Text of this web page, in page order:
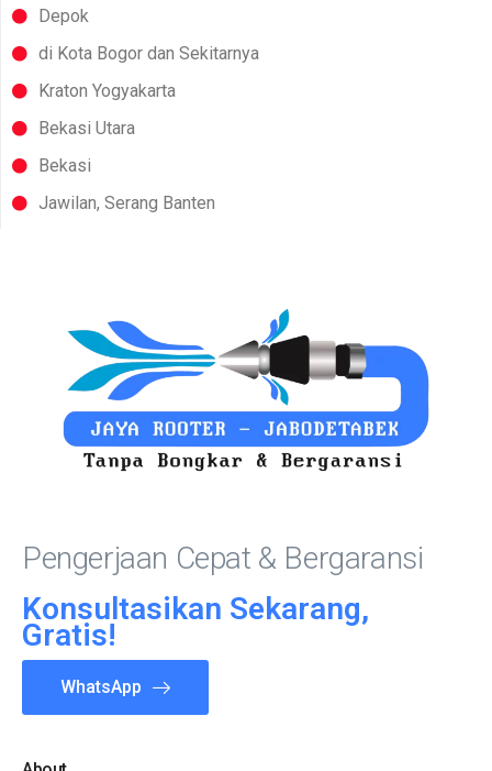
Depok
di Kota Bogor dan Sekitarnya
Kraton Yogyakarta
Bekasi Utara
Bekasi
Jawilan, Serang Banten
Pengerjaan Cepat & Bergaransi
Konsultasikan Sekarang,
Gratis!
WhatsApp